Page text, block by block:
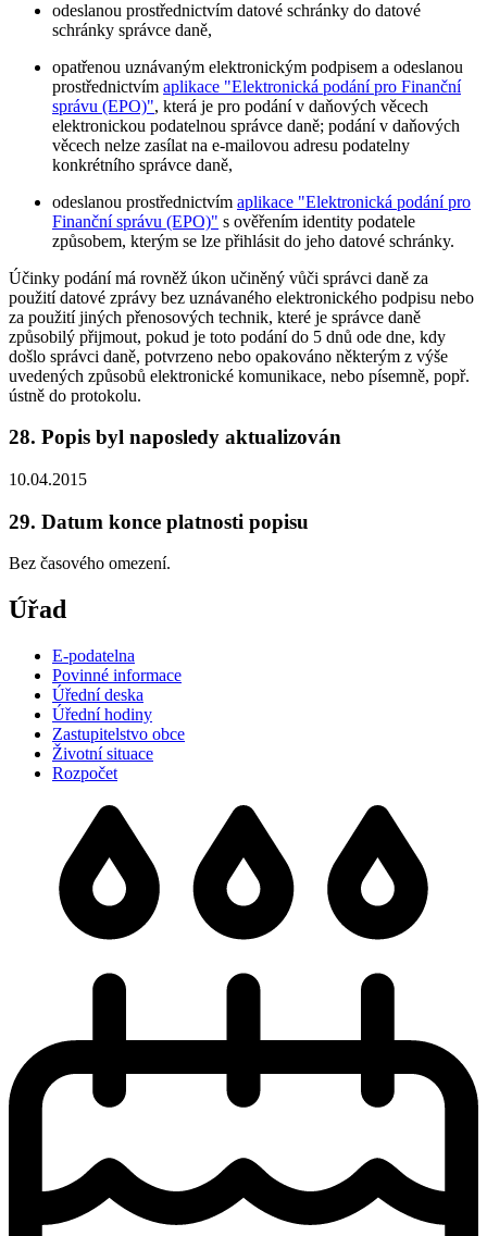
odeslanou prostřednictvím datové schránky do datové
schránky správce daně,
opatřenou uznávaným elektronickým podpisem a odeslanou
prostřednictvím aplikace "Elektronická podání pro Finanční
správu (EPO)", která je pro podání v daňových věcech
elektronickou podatelnou správce daně; podání v daňových
věcech nelze zasílat na e-mailovou adresu podatelny
konkrétního správce daně,
odeslanou prostřednictvím aplikace "Elektronická podání pro
Finanční správu (EPO)" s ověřením identity podatele
způsobem, kterým se lze přihlásit do jeho datové schránky.
Účinky podání má rovněž úkon učiněný vůči správci daně za
použití datové zprávy bez uznávaného elektronického podpisu nebo
za použití jiných přenosových technik, které je správce daně
způsobilý přijmout, pokud je toto podání do 5 dnů ode dne, kdy
došlo správci daně, potvrzeno nebo opakováno některým z výše
uvedených způsobů elektronické komunikace, nebo písemně, popř.
ústně do protokolu.
28. Popis byl naposledy aktualizován
10.04.2015
29. Datum konce platnosti popisu
Bez časového omezení.
Úřad
E-podatelna
Povinné informace
Úřední deska
Úřední hodiny
Zastupitelstvo obce
Životní situace
Rozpočet